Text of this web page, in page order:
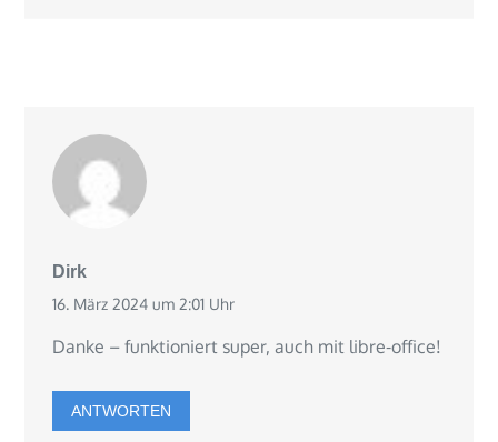
Dirk
16. März 2024 um 2:01 Uhr
Danke – funktioniert super, auch mit libre-office!
ANTWORTEN